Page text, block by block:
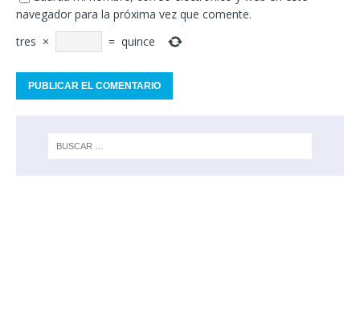
navegador para la próxima vez que comente.
tres × = quince